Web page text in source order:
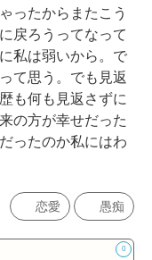
ったからまたこう
戻ろうってなって
私は弱いから。で
て思う。でも見返
も何も見返さずに
の方が幸せだった
ったのか私にはわ
恋愛 愚痴
0